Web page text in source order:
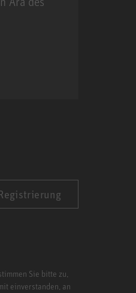
Sie bitte zu,
einverstanden, an